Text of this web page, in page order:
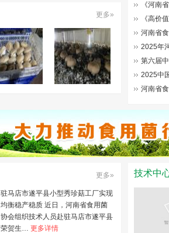
更多»
《河南
《高价
河南省
2025年
第六届
2025中
河南省
驻马店市遂平县小型秀珍菇工厂实现
均衡稳产稳质 近日，河南省食用菌
协会组织技术人员赴驻马店市遂平县
荣贺生… 更多详情
更多» 技术中